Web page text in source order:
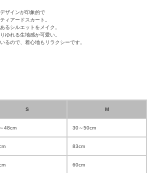
ザインが印象的で
ィアードスカート。
るシルエットをメイク。
ゆれる生地感か可愛い。
るので、着心地もリラクシーです。
S M
48cm 30～50cm
83cm
60cm